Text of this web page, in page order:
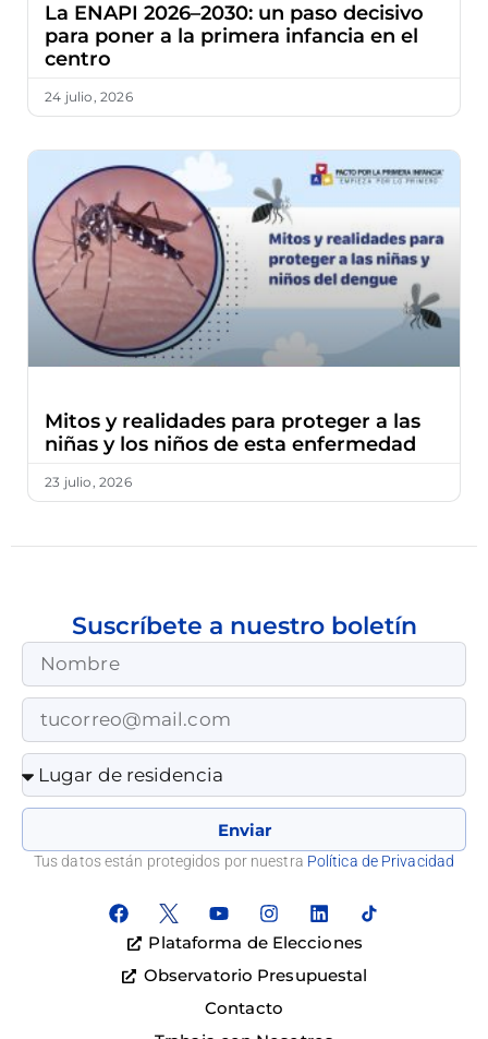
La ENAPI 2026–2030: un paso decisivo
para poner a la primera infancia en el
centro
24 julio, 2026
Mitos y realidades para proteger a las
niñas y los niños de esta enfermedad
23 julio, 2026
Enviar
Suscríbete a nuestro boletín
Tus datos están protegidos por nuestra Política de Privacidad
Plataforma de Elecciones
Observatorio Presupuestal
Contacto